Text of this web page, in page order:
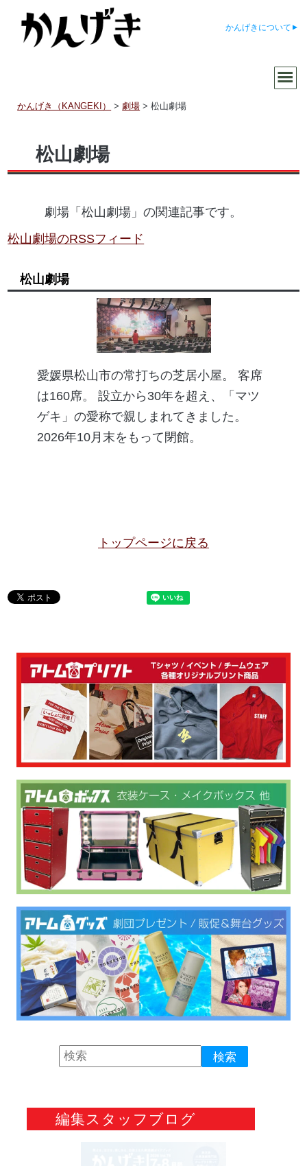
かんげきについて
かんげき（KANGEKI） >劇場 >松山劇場
松山劇場
劇場「松山劇場」の関連記事です。
松山劇場のRSSフィード
松山劇場
愛媛県松山市の常打ちの芝居小屋。 客席
は160席。 設立から30年を超え、「マツ
ゲキ」の愛称で親しまれてきました。
2026年10月末をもって閉館。
トップページに戻る
編集スタッフブログ